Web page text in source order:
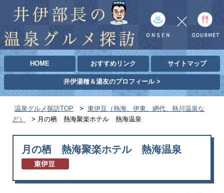
HOME おすすめリンク サイトマップ
井伊湯種＆湯友のプロフィール >
温泉グルメ探訪TOP >
東伊豆（熱海、伊東、網代、熱川温泉な
ど）
> 月の栖 熱海聚楽ホテル 熱海温泉
月の栖 熱海聚楽ホテル 熱海温泉